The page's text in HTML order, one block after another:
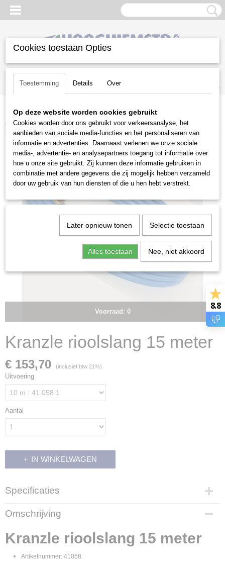
Inloggen Registreren
(0)
Home >Reiniging> Hogedrukreinigers >Toebehoren
toebehoren>Kranzle rioolslang 15 meter
Voorraad: 0
Kranzle rioolslang 15 meter
€ 153,70 (inclusief btw 21%)
Uitvoering
Aantal
IN WINKELWAGEN
Specificaties
Productcode
36564
Omschrijving
Kranzle rioolslang 15 meter
Artikelnummer: 41058
8.8
Cookies toestaan Opties
Toestemming Details Over
Op deze website worden cookies gebruikt
Cookies worden door ons gebruikt voor verkeersanalyse, het
aanbieden van sociale media-functies en het personaliseren van
informatie en advertenties. Daarnaast verlenen we onze sociale
media-, advertentie- en analysepartners toegang tot informatie over
hoe u onze site gebruikt. Zij kunnen deze informatie gebruiken in
combinatie met andere gegevens die zij mogelijk hebben verzameld
door uw gebruik van hun diensten of die u hen hebt verstrekt.
Later opnieuw tonen Selectie toestaan
Alles toestaan Nee, niet akkoord